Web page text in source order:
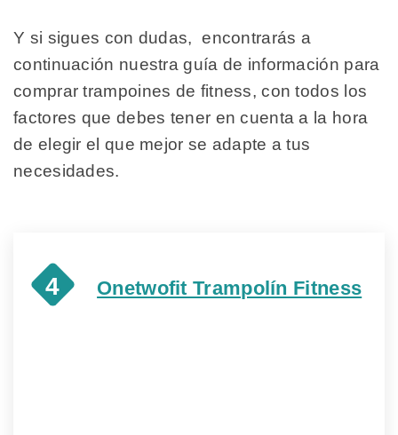
Y si sigues con dudas, encontrarás a
continuación nuestra guía de información para
comprar trampoines de fitness, con todos los
factores que debes tener en cuenta a la hora
de elegir el que mejor se adapte a tus
necesidades.
4 Onetwofit Trampolín Fitness